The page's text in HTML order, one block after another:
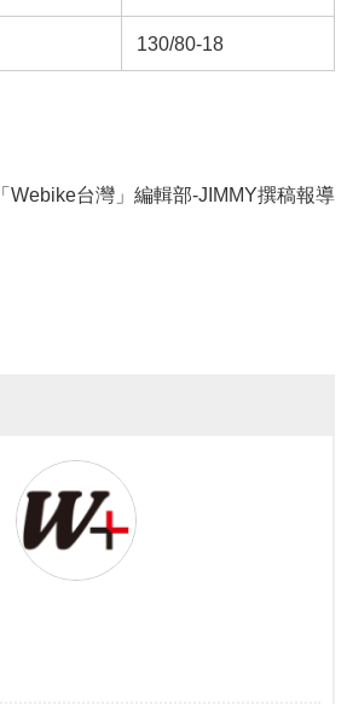
130/80-18
「Webike台灣」編輯部-JIMMY撰稿報導